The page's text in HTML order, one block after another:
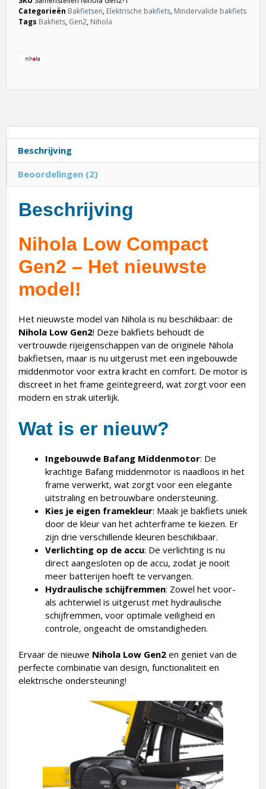
Categorieën Bakfietsen, Elektrische bakfiets, Mindervalide bakfiets
Tags Bakfiets, Gen2, Nihola
Beschrijving
Beoordelingen (2)
Beschrijving
Nihola Low Compact
Gen2 – Het nieuwste
model!
Het nieuwste model van Nihola is nu beschikbaar: de
Nihola Low Gen2! Deze bakfiets behoudt de
vertrouwde rijeigenschappen van de originele Nihola
bakfietsen, maar is nu uitgerust met een ingebouwde
middenmotor voor extra kracht en comfort. De motor is
discreet in het frame geïntegreerd, wat zorgt voor een
modern en strak uiterlijk.
Wat is er nieuw?
Ingebouwde Bafang Middenmotor: De
krachtige Bafang middenmotor is naadloos in het
frame verwerkt, wat zorgt voor een elegante
uitstraling en betrouwbare ondersteuning.
Kies je eigen framekleur: Maak je bakfiets uniek
door de kleur van het achterframe te kiezen. Er
zijn drie verschillende kleuren beschikbaar.
Verlichting op de accu: De verlichting is nu
direct aangesloten op de accu, zodat je nooit
meer batterijen hoeft te vervangen.
Hydraulische schijfremmen: Zowel het voor-
als achterwiel is uitgerust met hydraulische
schijfremmen, voor optimale veiligheid en
controle, ongeacht de omstandigheden.
Ervaar de nieuwe Nihola Low Gen2 en geniet van de
perfecte combinatie van design, functionaliteit en
elektrische ondersteuning!